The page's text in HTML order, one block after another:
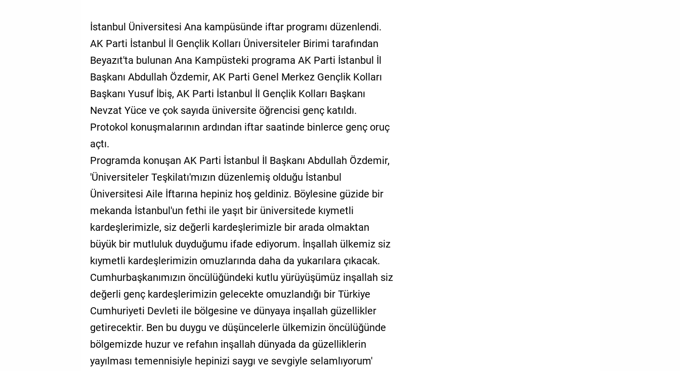
İstanbul Üniversitesi Ana kampüsünde iftar programı düzenlendi.
AK Parti İstanbul İl Gençlik Kolları Üniversiteler Birimi tarafından
Beyazıt'ta bulunan Ana Kampüsteki programa AK Parti İstanbul İl
Başkanı Abdullah Özdemir, AK Parti Genel Merkez Gençlik Kolları
Başkanı Yusuf İbiş, AK Parti İstanbul İl Gençlik Kolları Başkanı
Nevzat Yüce ve çok sayıda üniversite öğrencisi genç katıldı.
Protokol konuşmalarının ardından iftar saatinde binlerce genç oruç
açtı.
Programda konuşan AK Parti İstanbul İl Başkanı Abdullah Özdemir,
'Üniversiteler Teşkilatı'mızın düzenlemiş olduğu İstanbul
Üniversitesi Aile İftarına hepiniz hoş geldiniz. Böylesine güzide bir
mekanda İstanbul'un fethi ile yaşıt bir üniversitede kıymetli
kardeşlerimizle, siz değerli kardeşlerimizle bir arada olmaktan
büyük bir mutluluk duyduğumu ifade ediyorum. İnşallah ülkemiz siz
kıymetli kardeşlerimizin omuzlarında daha da yukarılara çıkacak.
Cumhurbaşkanımızın öncülüğündeki kutlu yürüyüşümüz inşallah siz
değerli genç kardeşlerimizin gelecekte omuzlandığı bir Türkiye
Cumhuriyeti Devleti ile bölgesine ve dünyaya inşallah güzellikler
getirecektir. Ben bu duygu ve düşüncelerle ülkemizin öncülüğünde
bölgemizde huzur ve refahın inşallah dünyada da güzelliklerin
yayılması temennisiyle hepinizi saygı ve sevgiyle selamlıyorum'